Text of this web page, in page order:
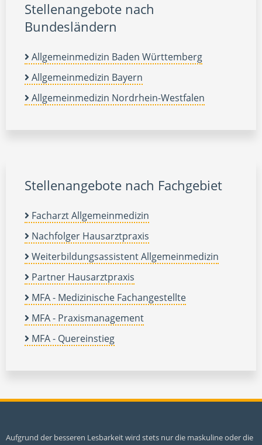
Stellenangebote nach
Bundesländern
Allgemeinmedizin Baden Württemberg
Allgemeinmedizin Bayern
Allgemeinmedizin Nordrhein-Westfalen
Stellenangebote nach Fachgebiet
Facharzt Allgemeinmedizin
Nachfolger Hausarztpraxis
Weiterbildungsassistent Allgemeinmedizin
Partner Hausarztpraxis
MFA - Medizinische Fachangestellte
MFA - Praxismanagement
MFA - Quereinstieg
Aufgrund der besseren Lesbarkeit wird stets nur die maskuline oder die